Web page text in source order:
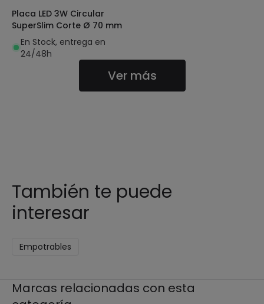
Placa LED 3W Circular
SuperSlim Corte Ø 70 mm
En Stock, entrega en
24/48h
Ver más
También te puede
interesar
Empotrables
Marcas relacionadas con esta